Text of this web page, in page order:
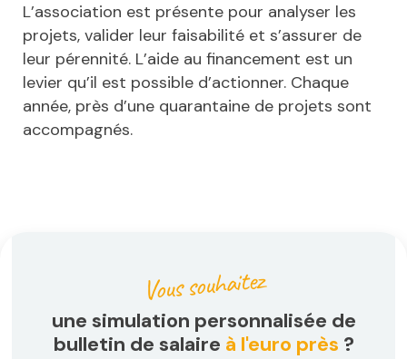
L’association est présente pour analyser les
projets, valider leur faisabilité et s’assurer de
leur pérennité. L’aide au financement est un
levier qu’il est possible d’actionner. Chaque
année, près d’une quarantaine de projets sont
accompagnés.
Vous souhaitez
une simulation personnalisée de
bulletin de salaire à l'euro près ?